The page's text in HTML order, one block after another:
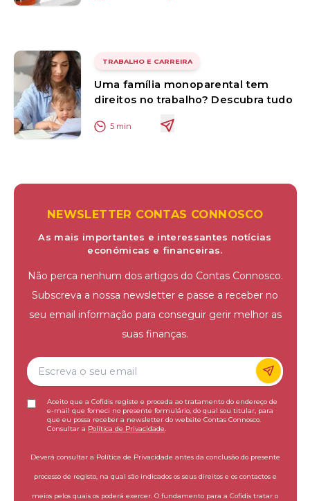
TRABALHO E CARREIRA
Uma família monoparental tem
direitos no trabalho? Descubra tudo
5 min
NEWSLETTER CONTAS CONNOSCO
As mais importantes e interessantes notícias
económicas e financeiras.
Não perca nenhum dos artigos do Contas Connosco.
Subscreva a nossa newsletter e passe a receber no
seu email informação para conseguir gerir melhor as
suas finanças.
Aceito que a Cofidis registe e proceda ao tratamento do endereço de
e-mail que forneci no presente formulário, do qual sou titular, para
que eu possa receber a newsletter do website Contas Connosco.
Consultar a Política de Privacidade
Deverá consultar a Política de Privacidade antes da conclusão do presente
processo de registo, na qual são indicados os seus direitos e os contactos e
meios pelos quais os poderá exercer. O fundamento para a Cofidis tratar o